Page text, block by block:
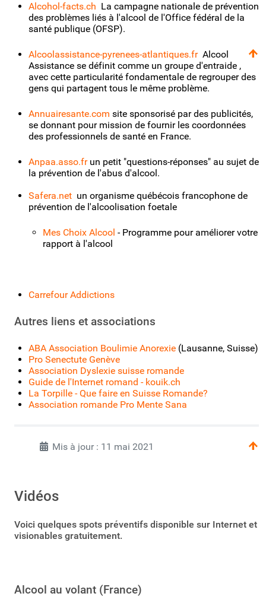
Alcohol-facts.ch La campagne nationale de prévention
des problèmes liés à l'alcool de l'Office fédéral de la
santé publique (OFSP).
Alcoolassistance-pyrenees-atlantiques.fr Alcool
Assistance se définit comme un groupe d'entraide ,
avec cette particularité fondamentale de regrouper des
gens qui partagent tous le même problème.
Annuairesante.com site sponsorisé par des publicités,
se donnant pour mission de fournir les coordonnées
des professionnels de santé en France.
Anpaa.asso.frun petit "questions-réponses" au sujet de
la prévention de l'abus d'alcool.
Safera.net un organisme québécois francophone de
prévention de l'alcoolisation foetale
Mes Choix Alcool - Programme pour améliorer votre
rapport à l'alcool
Carrefour Addictions
Autres liens et associations
ABA Association Boulimie Anorexie (Lausanne, Suisse)
Pro Senectute Genève
Association Dyslexie suisse romande
Guide de l'Internet romand - kouik.ch
La Torpille - Que faire en Suisse Romande?
Association romande Pro Mente Sana
Mis à jour : 11 mai 2021
Vidéos
Voici quelques spots préventifs disponible sur Internet et
visionables gratuitement.
Alcool au volant (France)